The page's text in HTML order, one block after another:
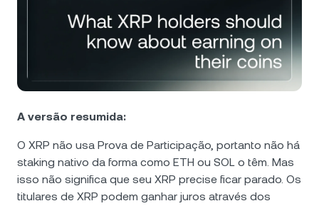
Clientes Private
Programa de Fidelidade
NEXO Token NEXO 1,01%
0,04%
Polkadot DOT
XRP XRP 0,71%
Notícias e insights
Central de Ajuda
Academia do Patrimônio
A versão resumida:
O XRP não usa Prova de Participação, portanto não há
staking nativo da forma como ETH ou SOL o têm. Mas
isso não significa que seu XRP precise ficar parado. Os
titulares de XRP podem ganhar juros através dos